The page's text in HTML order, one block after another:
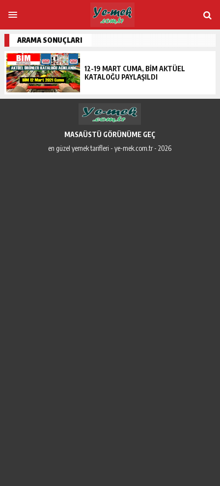
ARAMA SONUÇLARI
12-19 MART CUMA, BIM AKTÜEL
KATALOĞU PAYLAŞILDI
MASAÜSTÜ GÖRÜNÜME GEÇ
en güzel yemek tarifleri - ye-mek.com.tr - 2026